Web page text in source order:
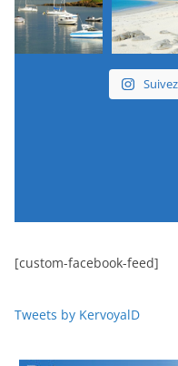
[custom-facebook-feed]
Tweets by KervoyalD